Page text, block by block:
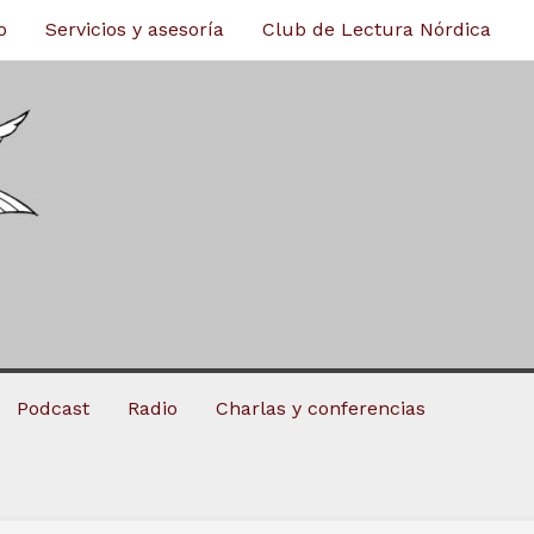
Servicios y asesoría Club de Lectura Nórdica
Podcast Radio Charlas y conferencias